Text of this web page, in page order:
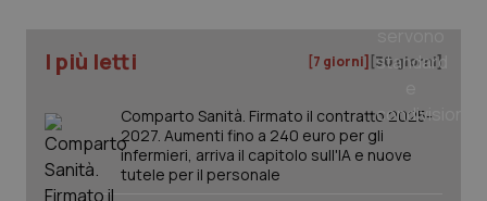
I più letti [7 giorni] [30 giorni]
Comparto Sanità. Firmato il contratto 2025-
2027. Aumenti fino a 240 euro per gli
infermieri, arriva il capitolo sull'IA e nuove
tutele per il personale